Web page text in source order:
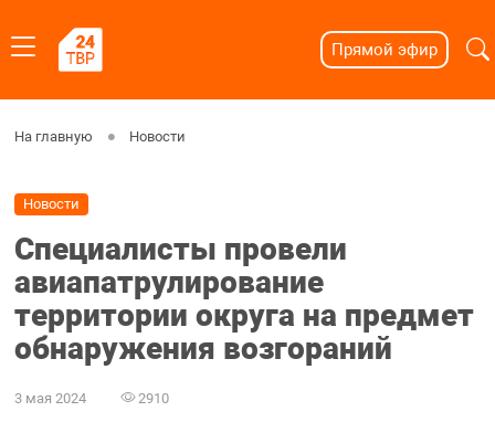
Прямой эфир
На главную Новости
Новости
Специалисты провели
авиапатрулирование
территории округа на предмет
обнаружения возгораний
3 мая 2024 2910